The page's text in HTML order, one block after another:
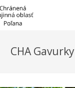
CHA Gavurky